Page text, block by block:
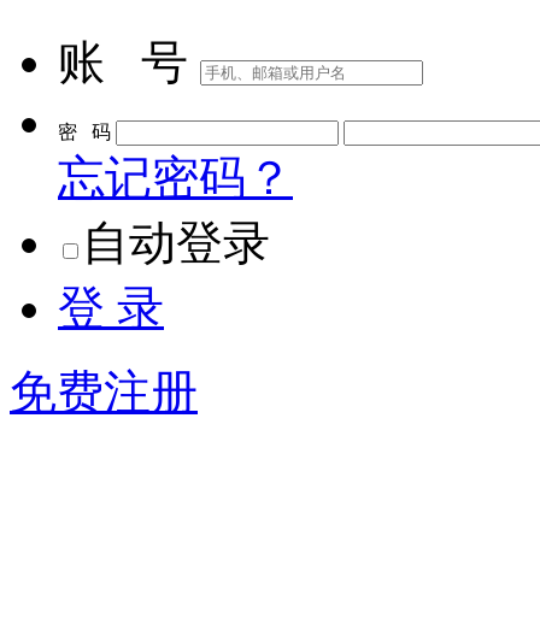
账 号
密 码
忘记密码？
自动登录
登 录
免费注册